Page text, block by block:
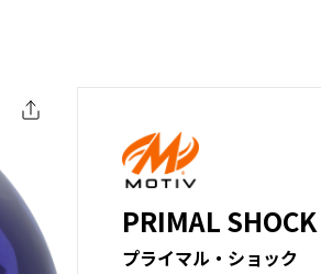
PRIMAL SHOCK
プライマル・ショック